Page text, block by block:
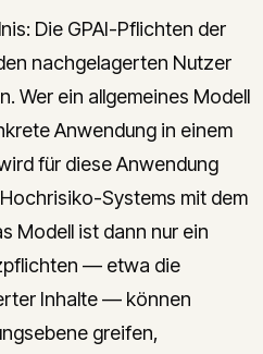
Die GPAI-Pflichten der
nachgelagerten Nutzer
Wer ein allgemeines Modell
Anwendung in einem
für diese Anwendung
Systems mit dem
Modell ist dann nur ein
— etwa die
Inhalte — können
greifen,